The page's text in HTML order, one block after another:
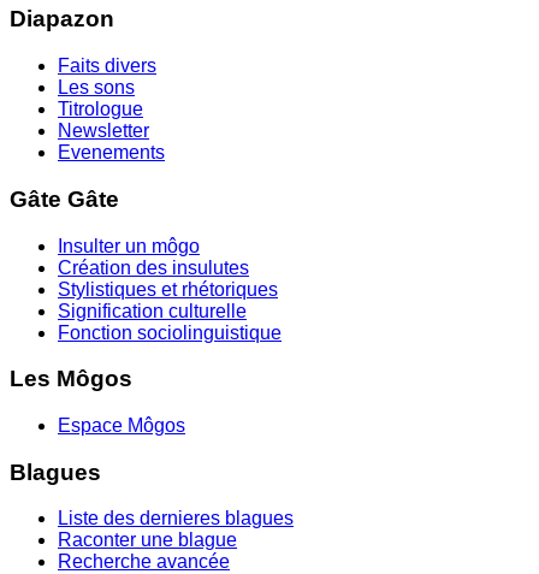
Diapazon
Faits divers
Les sons
Titrologue
Newsletter
Evenements
Gâte Gâte
Insulter un môgo
Création des insulutes
Stylistiques et rhétoriques
Signification culturelle
Fonction sociolinguistique
Les Môgos
Espace Môgos
Blagues
Liste des dernieres blagues
Raconter une blague
Recherche avancée